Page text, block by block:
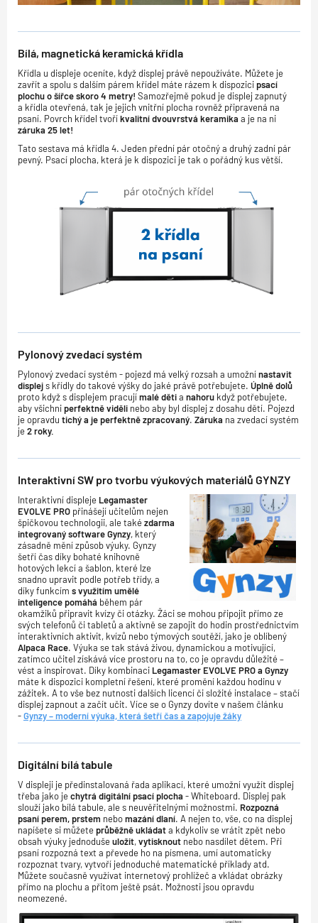
Bílá, magnetická keramická křídla
Křídla u displeje oceníte, když displej právě nepoužíváte. Můžete je
zavřít a spolu s dalším párem křídel máte rázem k dispozicipsací
plochu o šířce skoro 4 metry! Samozřejmě pokud je displej zapnutý
a křídla otevřená, tak je jejich vnitřní plocha rovněž připravená na
psaní. Povrch křídel tvoříkvalitní dvouvrstvá keramika a je na ni
záruka 25 let!
Tato sestava má křídla 4. Jeden přední pár otočný a druhý zadní pár
pevný. Psací plocha, která je k dispozici je tak o pořádný kus větší.
Pylonový zvedací systém
Pylonový zvedací systém - pojezd má velký rozsah a umožnínastavit
displejs křídly do takové výšky do jaké právě potřebujete. Úplně dolů
proto když s displejem pracujímalé dětia nahoru když potřebujete,
aby všichniperfektně viděli nebo aby byl displej z dosahu dětí. Pojezd
je opravdu tichý a je perfektně zpracovaný. Záruka na zvedací systém
je2 roky.
Interaktivní SW pro tvorbu výukových materiálů GYNZY
Interaktivní displeje Legamaster
EVOLVE PRO přinášejí učitelům nejen
špičkovou technologii, ale takézdarma
integrovaný software Gynzy, který
zásadně mění způsob výuky. Gynzy
šetří čas díky bohaté knihovně
hotových lekcí a šablon, které lze
snadno upravit podle potřeb třídy, a
díky funkcím s využitím umělé
inteligence pomáhá během pár
okamžiků připravit kvízy či otázky. Žáci se mohou připojit přímo ze
svých telefonů či tabletů a aktivně se zapojit do hodin prostřednictvím
interaktivních aktivit, kvízů nebo týmových soutěží, jako je oblíbený
Alpaca Race. Výuka se tak stává živou, dynamickou a motivující,
zatímco učitel získává více prostoru na to, co je opravdu důležité –
vést a inspirovat. Díky kombinaci Legamaster EVOLVE PRO a Gynzy
máte k dispozici kompletní řešení, které promění každou hodinu v
zážitek. A to vše bez nutnosti dalších licencí či složité instalace – stačí
displej zapnout a začít učit. Více se o Gynzy dovíte v našem článku
-Gynzy – moderní výuka, která šetří čas a zapojuje žáky
Digitální bílá tabule
V displeji je předinstalovaná řada aplikací, které umožní využít displej
třeba jako jechytrá digitální psací plocha - Whiteboard. Displej pak
slouží jako bílá tabule, ale s neuvěřitelnými možnostmi. Rozpozná
psaní perem, prstem nebomazání dlaní. A nejen to, vše, co na displej
napíšete si můžeteprůběžně ukládata kdykoliv se vrátit zpět nebo
obsah výuky jednodušeuložit,vytisknout nebo nasdílet dětem. Při
psaní rozpozná text a převede ho na písmena, umí automaticky
rozpoznat tvary, vytvoří jednoduché matematické příklady atd.
Můžete současně využívat internetový prohlížeč a vkládat obrázky
přímo na plochu a přitom ještě psát. Možnosti jsou opravdu
neomezené.